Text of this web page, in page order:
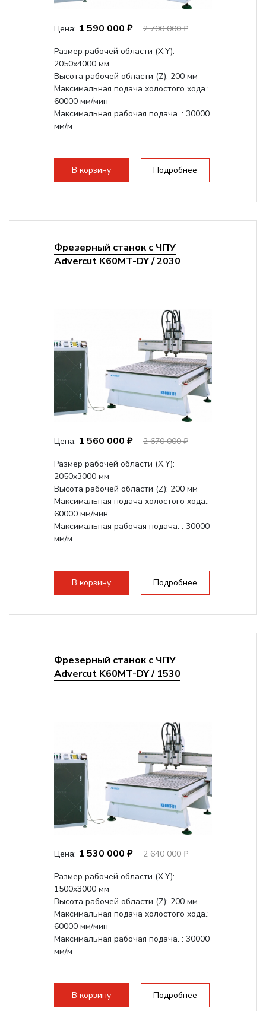
Цена: 1 590 000 ₽
2 700 000 ₽
Размер рабочей области (Х,Y):
2050x4000 мм
Высота рабочей области (Z): 200 мм
Максимальная подача холостого хода.:
60000 мм/мин
Максимальная рабочая подача. : 30000
мм/м
В корзину Подробнее
Фрезерный станок с ЧПУ
Advercut K60MT-DY / 2030
Цена: 1 560 000 ₽
2 670 000 ₽
Размер рабочей области (Х,Y):
2050x3000 мм
Высота рабочей области (Z): 200 мм
Максимальная подача холостого хода.:
60000 мм/мин
Максимальная рабочая подача. : 30000
мм/м
В корзину Подробнее
Фрезерный станок с ЧПУ
Advercut K60MT-DY / 1530
Цена: 1 530 000 ₽
2 640 000 ₽
Размер рабочей области (Х,Y):
1500x3000 мм
Высота рабочей области (Z): 200 мм
Максимальная подача холостого хода.:
60000 мм/мин
Максимальная рабочая подача. : 30000
мм/м
В корзину Подробнее